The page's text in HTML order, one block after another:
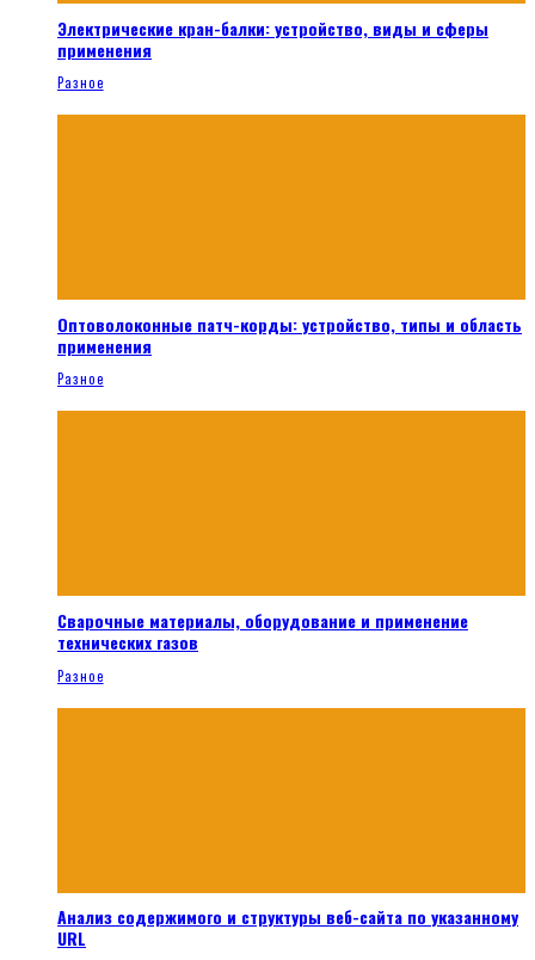
Электрические кран-балки: устройство, виды и сферы
применения
Разное
Оптоволоконные патч-корды: устройство, типы и область
применения
Разное
Сварочные материалы, оборудование и применение
технических газов
Разное
Анализ содержимого и структуры веб-сайта по указанному
URL